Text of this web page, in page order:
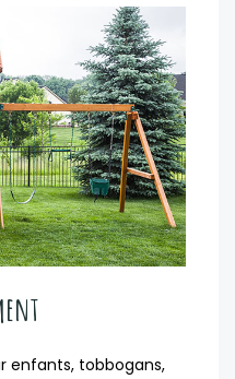
enfants, tobbogans,